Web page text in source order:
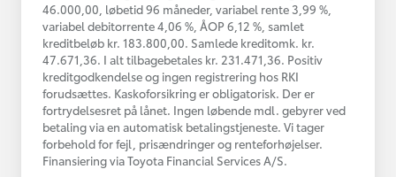
46.000,00, løbetid 96 måneder, variabel rente 3,99 %,
variabel debitorrente 4,06 %, ÅOP 6,12 %, samlet
kreditbeløb kr. 183.800,00. Samlede kreditomk. kr.
47.671,36. I alt tilbagebetales kr. 231.471,36. Positiv
kreditgodkendelse og ingen registrering hos RKI
forudsættes. Kaskoforsikring er obligatorisk. Der er
fortrydelsesret på lånet. Ingen løbende mdl. gebyrer ved
betaling via en automatisk betalingstjeneste. Vi tager
forbehold for fejl, prisændringer og renteforhøjelser.
Finansiering via Toyota Financial Services A/S.